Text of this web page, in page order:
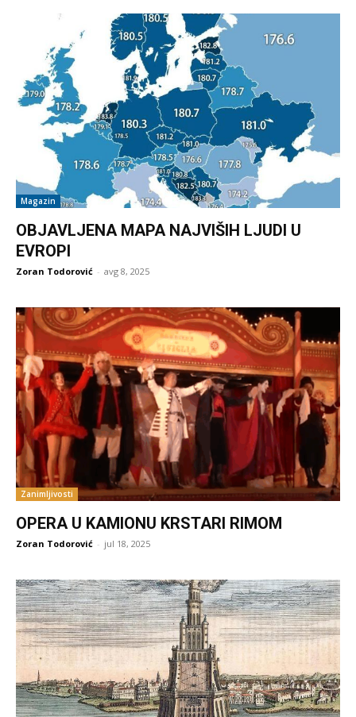
Magazin
OBJAVLJENA MAPA NAJVIŠIH LJUDI U
EVROPI
Zoran Todorović - avg 8, 2025
Zanimljivosti
OPERA U KAMIONU KRSTARI RIMOM
Zoran Todorović - jul 18, 2025